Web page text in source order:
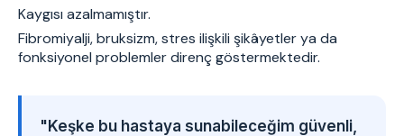
Kaygısı azalmamıştır.
Fibromiyalji, bruksizm, stres ilişkili şikâyetler ya da
fonksiyonel problemler direnç göstermektedir.
"Keşke bu hastaya sunabileceğim güvenli,